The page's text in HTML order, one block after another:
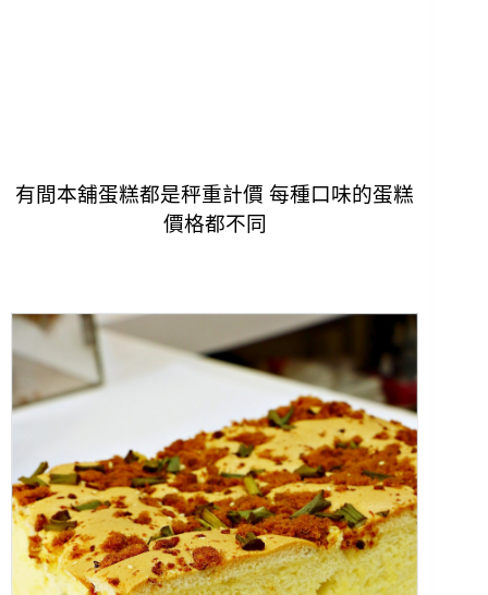
有間本舖蛋糕都是秤重計價 每種口味的蛋糕
價格都不同